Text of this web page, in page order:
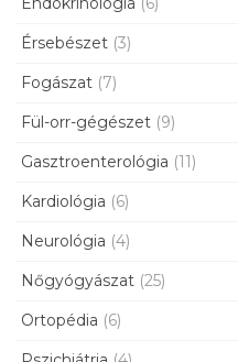
Érsebészet (3)
Fogászat (7)
Fül-orr-gégészet (9)
Gasztroenterológia (11)
Kardiológia (6)
Neurológia (4)
Nőgyógyászat (25)
Ortopédia (6)